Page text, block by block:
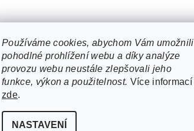
Používáme cookies, abychom Vám umožnili
pohodlné prohlížení webu a díky analýze
provozu webu neustále zlepšovali jeho
funkce, výkon a použitelnost. Více informací
zde.
NASTAVENÍ